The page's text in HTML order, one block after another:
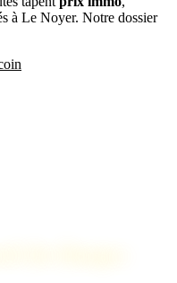
à Le Noyer. Notre dossier